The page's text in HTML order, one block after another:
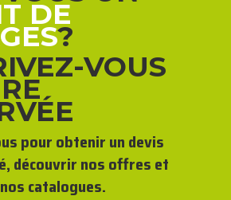
DE
?
VOUS
pour obtenir un devis
découvrir nos offres et
catalogues.